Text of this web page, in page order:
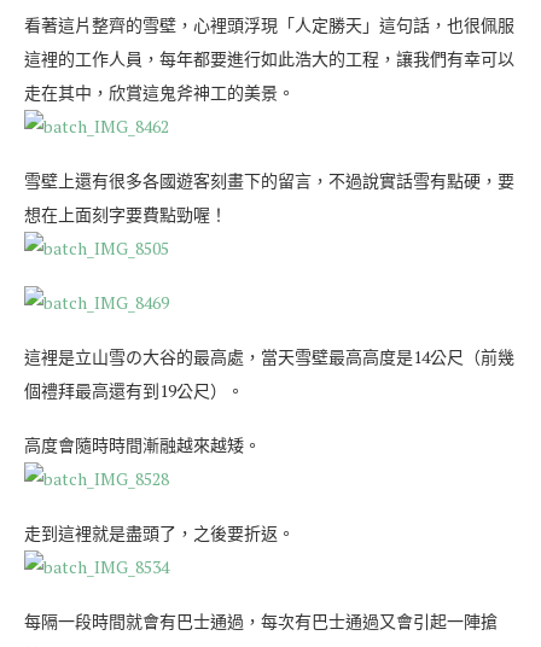
看著這片整齊的雪壁，心裡頭浮現「人定勝天」這句話，也很佩服
這裡的工作人員，每年都要進行如此浩大的工程，讓我們有幸可以
走在其中，欣賞這鬼斧神工的美景。
雪壁上還有很多各國遊客刻畫下的留言，不過說實話雪有點硬，要
想在上面刻字要費點勁喔！
這裡是立山雪の大谷的最高處，當天雪壁最高高度是14公尺（前幾
個禮拜最高還有到19公尺）。
高度會隨時時間漸融越來越矮。
走到這裡就是盡頭了，之後要折返。
每隔一段時間就會有巴士通過，每次有巴士通過又會引起一陣搶